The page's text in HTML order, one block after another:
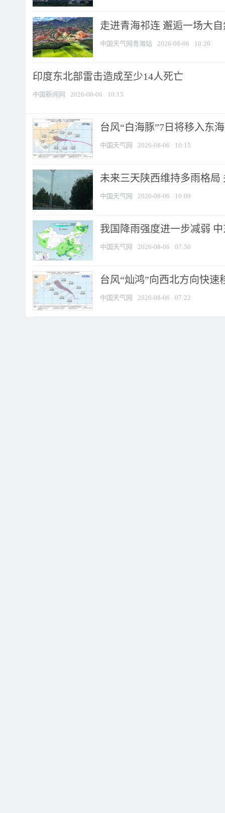
走进青海祁连 邂逅一场大
中国天气网青海站 2026-08-06 10:26
印度东北部雷击造成至少14人死亡
中国新闻网 2026-08-06 10:15
台风“白海豚”7日将移入东
中国天气网 2026-08-06 10:15
未来三天陕西维持多雨格局
中国天气网 2026-08-06 10:09
我国降雨强度进一步减弱
中国天气网 2026-08-06 07:50
台风“灿鸿”向西北方向快
中国天气网 2026-08-06 07:22